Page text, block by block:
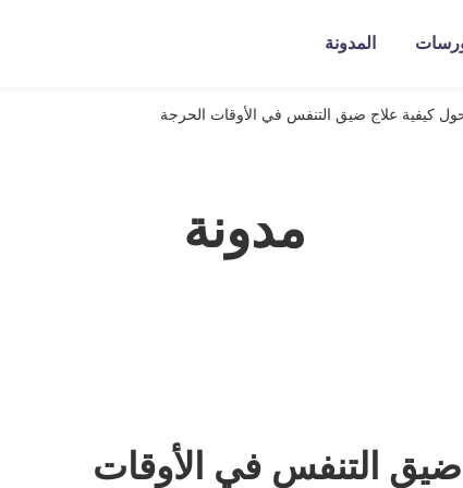
المدونة
مدونة
كيفية علاج ضيق التنفس في الأوقات الحرجة
التنفس في الأوقات